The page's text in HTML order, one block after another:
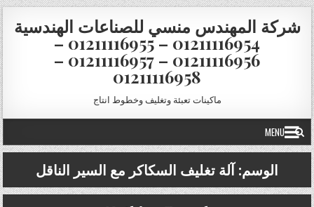
Skip to content
شركة المهندس منسي للصناعات الهندسية
01211116954 – 01211116955 –
01211116956 – 01211116957 –
01211116958
ماكينات تعبئة وتغليف وخطوط انتاج
MENU
الوسم:آلة تغليف السكاكر مع السير الناقل